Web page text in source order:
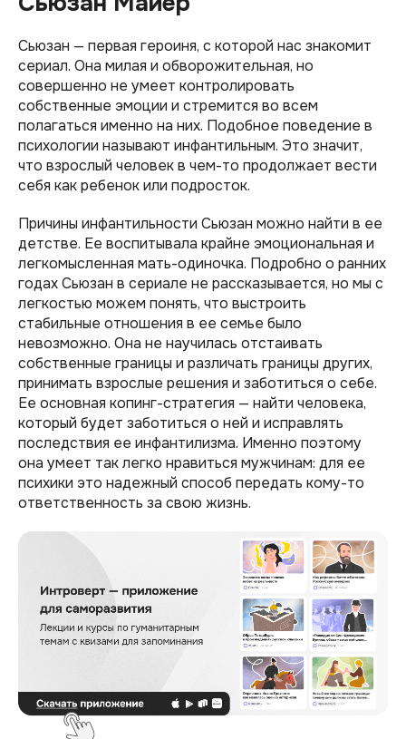
Сьюзан — первая героиня, с которой нас знакомит
сериал. Она милая и обворожительная, но
совершенно не умеет контролировать
собственные эмоции и стремится во всем
полагаться именно на них. Подобное поведение в
психологии называют инфантильным. Это значит,
что взрослый человек в чем-то продолжает вести
себя как ребенок или подросток.
Причины инфантильности Сьюзан можно найти в ее
детстве. Ее воспитывала крайне эмоциональная и
легкомысленная мать-одиночка. Подробно о ранних
годах Сьюзан в сериале не рассказывается, но мы с
легкостью можем понять, что выстроить
стабильные отношения в ее семье было
невозможно. Она не научилась отстаивать
собственные границы и различать границы других,
принимать взрослые решения и заботиться о себе.
Ее основная копинг-стратегия — найти человека,
который будет заботиться о ней и исправлять
последствия ее инфантилизма. Именно поэтому
она умеет так легко нравиться мужчинам: для ее
психики это надежный способ передать кому-то
ответственность за свою жизнь.